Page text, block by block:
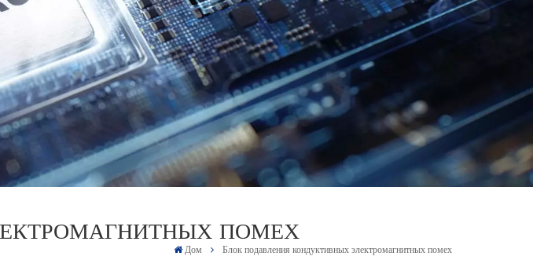
español
ПОМЕХ
Дом Блок подавления кондуктивных электромагнитных помех